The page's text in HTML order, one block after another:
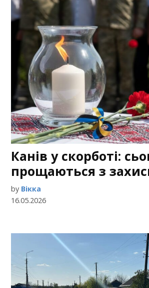
Канів у скорботі:
прощаються з
by Вікка
16.05.2026